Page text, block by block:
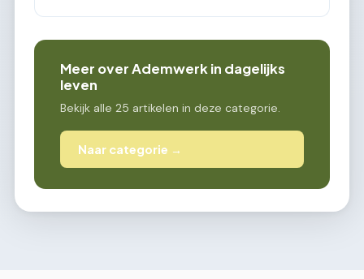
Meer over Ademwerk in dagelijks
leven
Bekijk alle 25 artikelen in deze categorie.
Naar categorie →